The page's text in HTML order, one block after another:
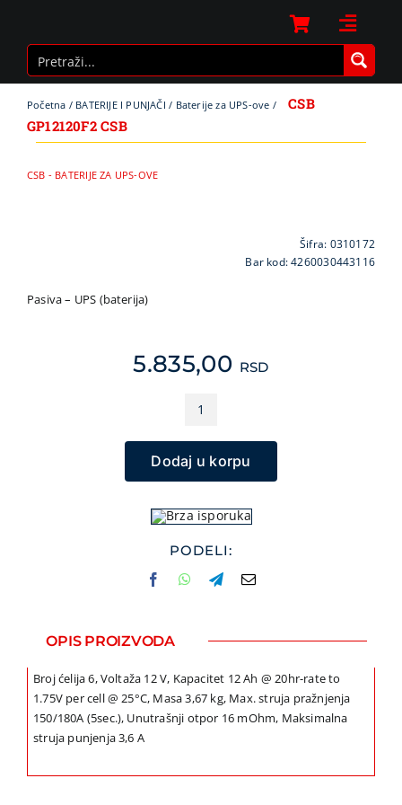
content
Toggle
LAPTOP I
RAČUNARI
ŠTAMPAČI,
ALAT I
KRIPTO
Početna / BATERIJE I PUNJAČI / Baterije za UPS-ove /
CSB
GP12120F2 CSB
CSB - BATERIJE ZA UPS-OVE
Šifra: 0310172
Bar kod: 4260030443116
Pasiva – UPS (baterija)
5.835,00 RSD
CSB
GP12120F2
CSB
količina
Dodaj u korpu
PODELI:
OPIS PROIZVODA
Broj ćelija 6, Voltaža 12 V, Kapacitet 12 Ah @ 20hr-rate to
1.75V per cell @ 25°C, Masa 3,67 kg, Max. struja pražnjenja
150/180A (5sec.), Unutrašnji otpor 16 mOhm, Maksimalna
struja punjenja 3,6 A